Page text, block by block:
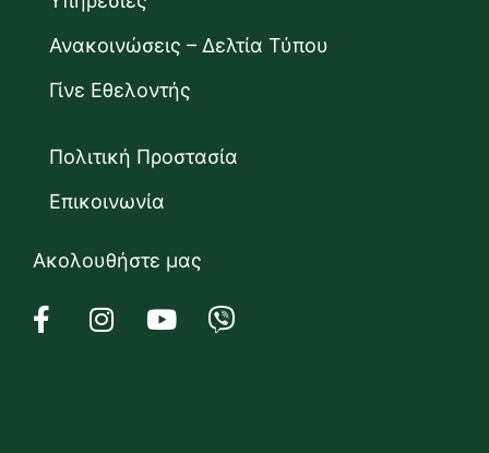
Ανακοινώσεις – Δελτία Τύπου
Γίνε Εθελοντής
Πολιτική Προστασία
Επικοινωνία
Ακολουθήστε μας